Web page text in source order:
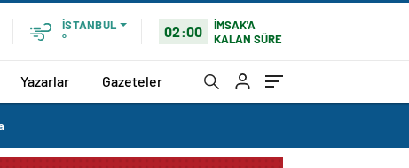
İSTANBUL
°
02:00
İMSAK'A
KALAN SÜRE
Yazarlar Gazeteler